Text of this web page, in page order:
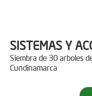
SISTEMAS Y
Siembra de 30 arboles
Cundinamarca